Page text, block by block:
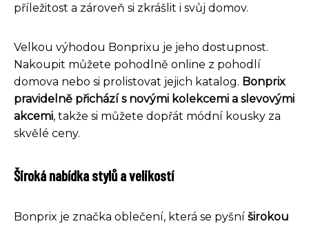
příležitost a zároveň si zkrášlit i svůj domov.
Velkou výhodou Bonprixu je jeho dostupnost.
Nakoupit můžete pohodlně online z pohodlí
domova nebo si prolistovat jejich katalog. Bonprix
pravidelně přichází s novými kolekcemi a slevovými
akcemi, takže si můžete dopřát módní kousky za
skvělé ceny.
Široká nabídka stylů a velikostí
Bonprix je značka oblečení, která se pyšní širokou